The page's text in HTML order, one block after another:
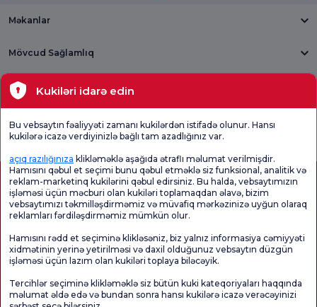
Məkanlar
Mövcud Sağlamlıq
Tibbi bölmələr
Ümumi
Məmnuniyyət
Sorğusu
Məmnuniyyət
Sorğusunu
yoxlayın.
Promo
Məmnuniyyəti
Səhifənin məzmunu yalnız məlumat məqsədi daşıyır. Diaqnoz və müalicə üçün
mütləq həkiminizlə məsləhətləşin.
Kukiləri idarə edin
Bu vebsaytın fəaliyyəti zamanı kukilərdən istifadə olunur. Hansı
kukilərə icazə verdiyinizlə bağlı tam azadlığınız var.
açıq razılığınıza klikləməklə aşağıda ətraflı məlumat verilmişdir.
Hamısını qəbul et seçimi bunu qəbul etməklə siz funksional, analitik və
reklam-marketinq kukilərini qəbul edirsiniz. Bu halda, vebsaytımızın
işləməsi üçün məcburi olan kukiləri toplamaqdan əlavə, bizim
vebsaytımızı təkmilləşdirməmiz və müvafiq mərkəzinizə uyğun olaraq
reklamları fərdiləşdirməmiz mümkün olur.
Hamısını rədd et seçiminə klikləsəniz, biz yalnız informasiya cəmiyyəti
xidmətinin yerinə yetirilməsi və daxil olduğunuz vebsaytın düzgün
işləməsi üçün lazım olan kukiləri toplaya biləcəyik.
Tercihlər seçiminə klikləməklə siz bütün kuki kateqoriyaları haqqında
məlumat əldə edə və bundan sonra hansı kukilərə icazə verəcəyinizi